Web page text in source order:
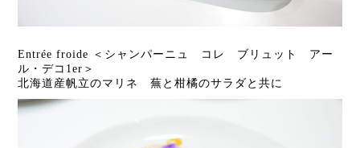
Entrée froide ＜シャンパーニュ コレ ブリュット アー
ル・デコ1er＞
北海道産帆立のマリネ 蕪と柑橘のサラダと共に